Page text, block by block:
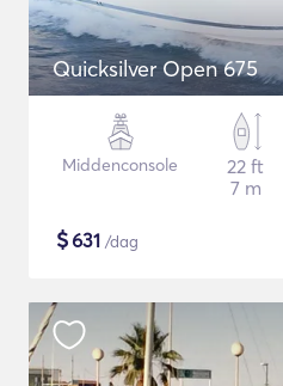
Quicksilver Open 675
Middenconsole
22 ft
7 m
$631 /dag